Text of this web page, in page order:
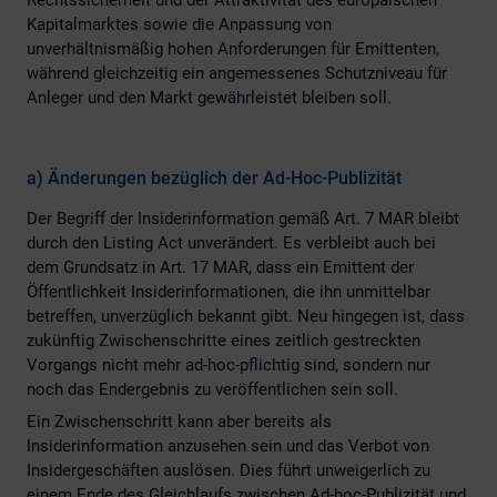
Kapitalmarktes sowie die Anpassung von
unverhältnismäßig hohen Anforderungen für Emittenten,
während gleichzeitig ein angemessenes Schutzniveau für
Anleger und den Markt gewährleistet bleiben soll.
a) Änderungen bezüglich der Ad-Hoc-Publizität
Der Begriff der Insiderinformation gemäß Art. 7 MAR bleibt
durch den Listing Act unverändert. Es verbleibt auch bei
dem Grundsatz in Art. 17 MAR, dass ein Emittent der
Öffentlichkeit Insiderinformationen, die ihn unmittelbar
betreffen, unverzüglich bekannt gibt. Neu hingegen ist, dass
zukünftig Zwischenschritte eines zeitlich gestreckten
Vorgangs nicht mehr ad-hoc-pflichtig sind, sondern nur
noch das Endergebnis zu veröffentlichen sein soll.
Ein Zwischenschritt kann aber bereits als
Insiderinformation anzusehen sein und das Verbot von
Insidergeschäften auslösen. Dies führt unweigerlich zu